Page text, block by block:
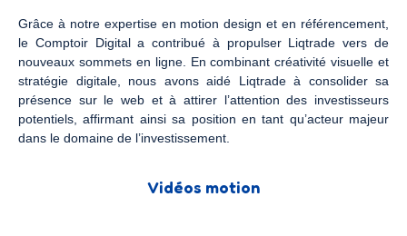
Grâce à notre expertise en motion design et en référencement,
le Comptoir Digital a contribué à propulser Liqtrade vers de
nouveaux sommets en ligne. En combinant créativité visuelle et
stratégie digitale, nous avons aidé Liqtrade à consolider sa
présence sur le web et à attirer l’attention des investisseurs
potentiels, affirmant ainsi sa position en tant qu’acteur majeur
dans le domaine de l’investissement.
Vidéos motion